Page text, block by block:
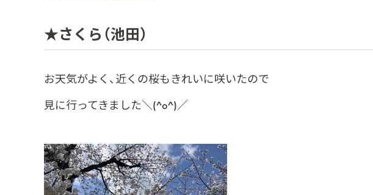
★さくら（池田）
お天気がよく、近くの桜もきれいに咲いたので
見に行ってきました＼(^o^)／